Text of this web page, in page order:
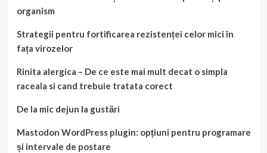
organism
Strategii pentru fortificarea rezistenței celor mici în
fața virozelor
Rinita alergica – De ce este mai mult decat o simpla
raceala si cand trebuie tratata corect
De la mic dejun la gustări
Mastodon WordPress plugin: opțiuni pentru programare
și intervale de postare